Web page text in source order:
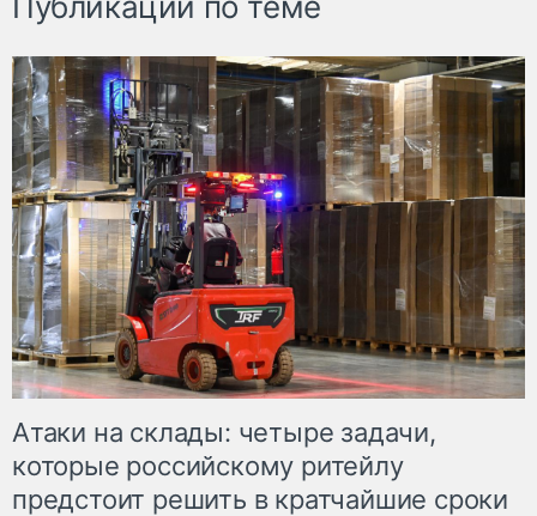
Атаки на склады: четыре задачи,
которые российскому ритейлу
предстоит решить в кратчайшие сроки